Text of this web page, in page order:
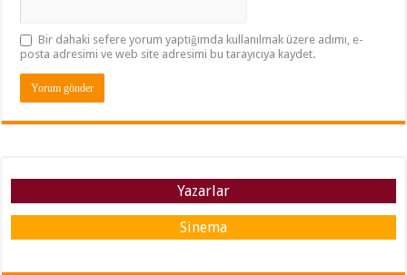
Bir dahaki sefere yorum yaptığımda kullanılmak üzere adımı, e-
posta adresimi ve web site adresimi bu tarayıcıya kaydet.
Yazarlar
Sinema